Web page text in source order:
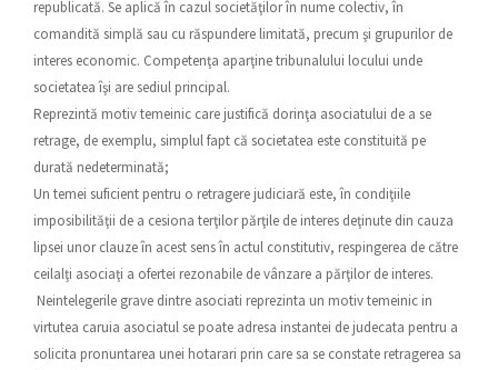
republicată. Se aplică în cazul societăţilor în nume colectiv, în
comandită simplă sau cu răspundere limitată, precum şi grupurilor de
interes economic. Competenţa aparţine tribunalului locului unde
societatea îşi are sediul principal.
Reprezintă motiv temeinic care justifică dorinţa asociatului de a se
retrage, de exemplu, simplul fapt că societatea este constituită pe
durată nedeterminată;
Un temei suficient pentru o retragere judiciară este, în condiţiile
imposibilităţii de a cesiona terţilor părţile de interes deţinute din cauza
lipsei unor clauze în acest sens în actul constitutiv, respingerea de către
ceilalţi asociaţi a ofertei rezonabile de vânzare a părţilor de interes.
Neintelegerile grave dintre asociati reprezinta un motiv temeinic in
virtutea caruia asociatul se poate adresa instantei de judecata pentru a
solicita pronuntarea unei hotarari prin care sa se constate retragerea sa